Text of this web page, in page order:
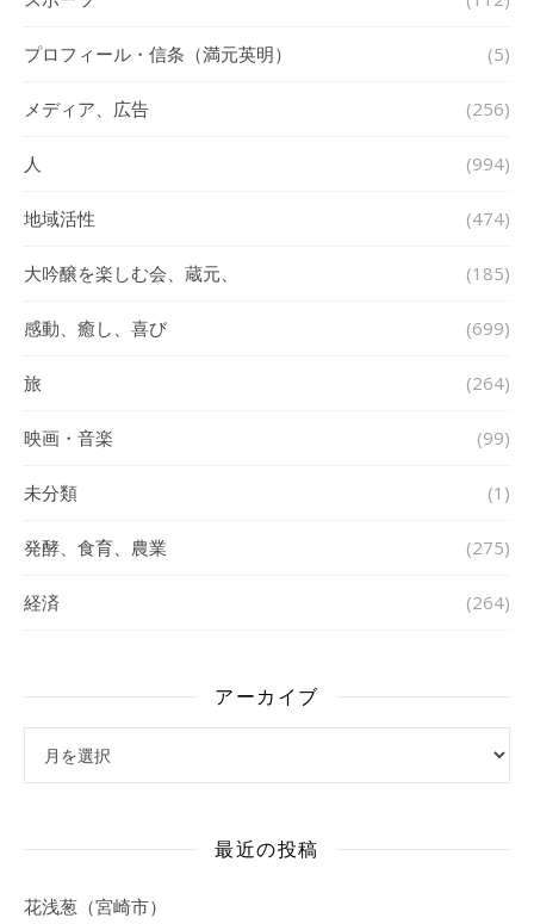
プロフィール・信条（満元英明） (5)
メディア、広告 (256)
人 (994)
地域活性 (474)
大吟醸を楽しむ会、蔵元、 (185)
感動、癒し、喜び (699)
旅 (264)
映画・音楽 (99)
未分類 (1)
発酵、食育、農業 (275)
経済 (264)
アーカイブ
最近の投稿
花浅葱（宮崎市）